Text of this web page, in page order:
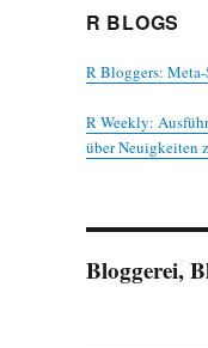
R BLOGS
R Bloggers:
R Weekly:
über Neuigkeiten
Bloggerei,